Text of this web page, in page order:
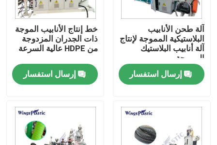
اتصل بنا
آلة بثق الأنابيب البلاستيكية
خط بثق الأنبوب البلاستيكي
آلة بثق الأنبوب البلاستيكي
HDPE آلة بثق الأنابيب
آلة طحن الأنابيب
البلاستيكية المموجة لإنتاج
آلة أنابيب البلاستيك
المموجة
إرسال استفسار
خط إنتاج الأنابيب الموجة
ذات الجدران المزدوجة
من HDPE عالية السرعة
إرسال استفسار